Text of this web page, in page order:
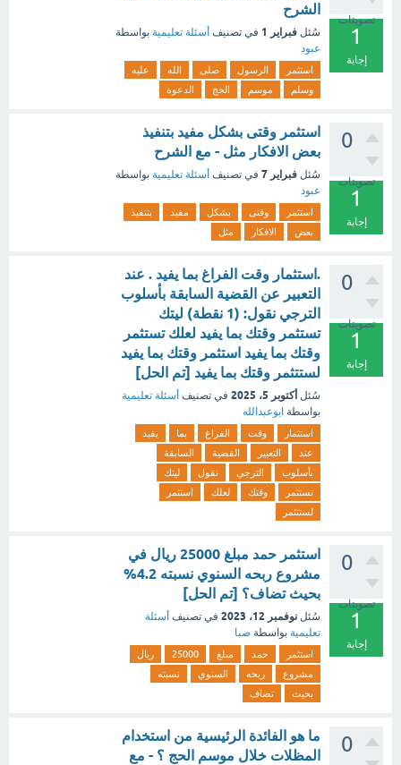
تصويتات
1
إجابة
الشرح
سُئل فبراير 1 في تصنيف أسئلة تعليمية بواسطة
عبود
استثمر الرسول صلى الله
عليه
وسلم
موسم الحج الدعوة
0
تصويتات
1
إجابة
استثمر وقتى بشكل مفيد بتنفيذ
بعض الافكار مثل - مع الشرح
سُئل فبراير 7 في تصنيف أسئلة تعليمية بواسطة
عبود
استثمر وقتى بشكل مفيد
بتنفيذ
بعض
الافكار مثل
0
تصويتات
1
إجابة
.استثمار وقت الفراغ بما يفيد . عند
التعبير عن القضية السابقة بأسلوب
الترجي نقول: (1 نقطة) ليتك
تستثمر وقتك بما يفيد لعلك تستثمر
وقتك بما يفيد استثمر وقتك بما يفيد
لستتثمر وقتك بما يفيد [تم الحل]
سُئل أكتوبر 5، 2025 في تصنيف أسئلة تعليمية
بواسطة ابوعبدالله
استثمار وقت الفراغ بما
يفيد
عند
التعبير القضية
السابقة
بأسلوب
الترجي نقول
ليتك
تستثمر
وقتك لعلك
استثمر
لستتثمر
0
تصويتات
1
إجابة
استثمر حمد مبلغ 25000 ريال في
مشروع ربحه السنوي نسبته 4.2%
بحيث تضاف؟ [تم الحل]
سُئل نوفمبر 12، 2023 في تصنيف أسئلة
تعليمية بواسطة صبا
استثمر حمد مبلغ 25000
ريال
مشروع
ربحه السنوي
نسبته
بحيث
تضاف
0
ما هو الفائدة الرئيسية من استخدام
المظلات خلال موسم الحج ؟ - مع